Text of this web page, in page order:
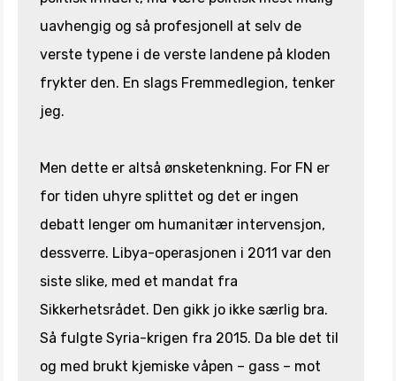
uavhengig og så profesjonell at selv de
verste typene i de verste landene på kloden
frykter den. En slags Fremmedlegion, tenker
jeg.
Men dette er altså ønsketenkning. For FN er
for tiden uhyre splittet og det er ingen
debatt lenger om humanitær intervensjon,
dessverre. Libya-operasjonen i 2011 var den
siste slike, med et mandat fra
Sikkerhetsrådet. Den gikk jo ikke særlig bra.
Så fulgte Syria-krigen fra 2015. Da ble det til
og med brukt kjemiske våpen – gass – mot